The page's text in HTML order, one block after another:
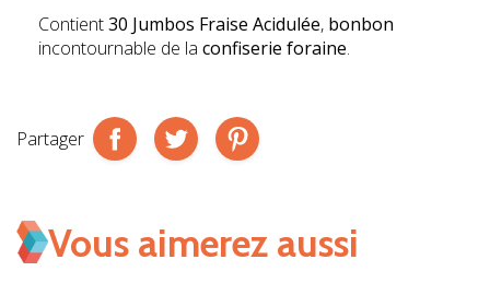
Contient30 Jumbos Fraise Acidulée, bonbon
incontournable de la confiserie foraine.
Partager
Vous aimerez aussi